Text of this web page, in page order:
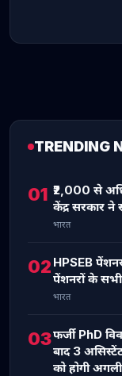
TRENDING
01 ₹2,000 से
केंद्र सरकार
भारत
02 HPSEB
पेंशनरों के
भारत
03फर्जी PhD
बाद 3
को होगी